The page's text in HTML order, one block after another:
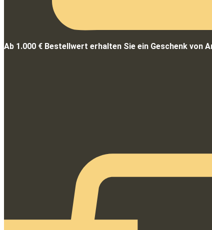
Ab 1.000 € Bestellwert erhalten Sie ein Geschenk von